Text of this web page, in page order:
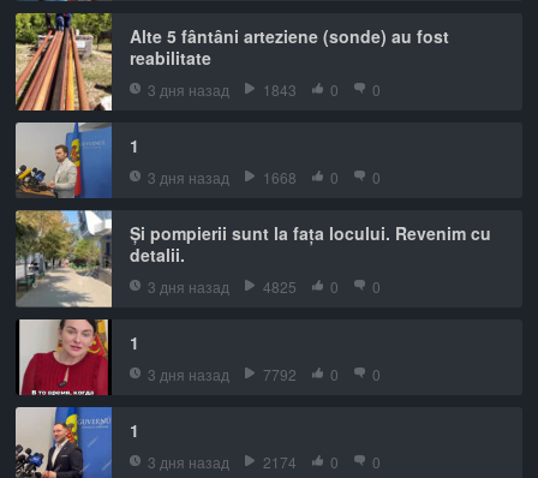
Alte 5 fântâni arteziene (sonde) au fost
reabilitate
3 дня назад 1843 0 0
1
3 дня назад 1668 0 0
Și pompierii sunt la fața locului. Revenim cu
detalii.
3 дня назад 4825 0 0
1
3 дня назад 7792 0 0
1
3 дня назад 2174 0 0